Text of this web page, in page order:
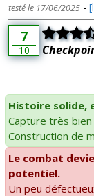
testé le 17/06/2025 -
7
10
Histoire solide,
Capture très
Construction de
Le combat
potentiel.
Un peu